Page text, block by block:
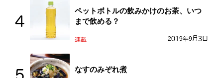
ペットボトルの飲みかけのお茶、いつ
まで飲める？
連載 2019年9月3日
なすのみぞれ煮